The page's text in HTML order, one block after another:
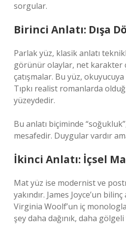
sorgular.
Birinci Anlatı: Dışa
Parlak yüz, klasik anlatı
görünür olaylar, net karakter
çatışmalar. Bu yüz,
Tıpkı realist romanlarda
yüzeydedir.
Bu anlatı biçiminde
mesafedir. Duygular vardır
İkinci Anlatı: İçsel
Mat yüz ise modernist ve
yakındır. James Joyce’un
Virginia Woolf’un iç
şey daha dağınık, daha